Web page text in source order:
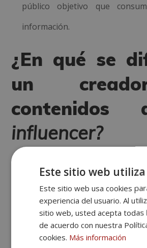
público objetivo que
información.
¿En qué se
un
influencer?
Actualmente, los
cantidad de contenido en
confundirse su rol con el de
contenidos. Entonces ¿En
realmente?
Este sitio web
Este sitio web usa cookies
experiencia del usuario. Al
sitio web, usted acepta todas
de acuerdo con nuestra
cookies. Más información